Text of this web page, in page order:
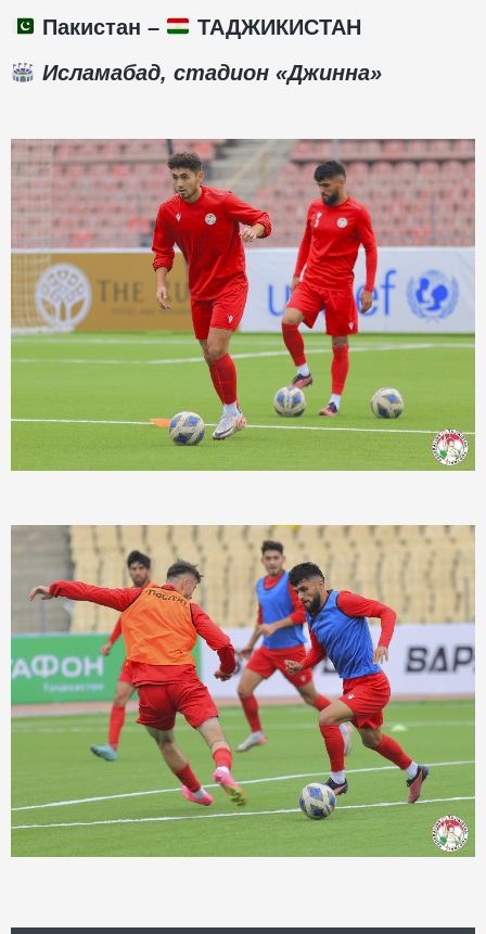
Пакистан –
ТАДЖИКИСТАН
Исламабад, стадион «Джинна»